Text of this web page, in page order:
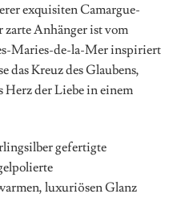
exquisiten Camargue-
zarte Anhänger ist vom
Maries-de-la-Mer inspiriert
das Kreuz des Glaubens,
der Liebe in einem
gefertigte
luxuriösen Glanz